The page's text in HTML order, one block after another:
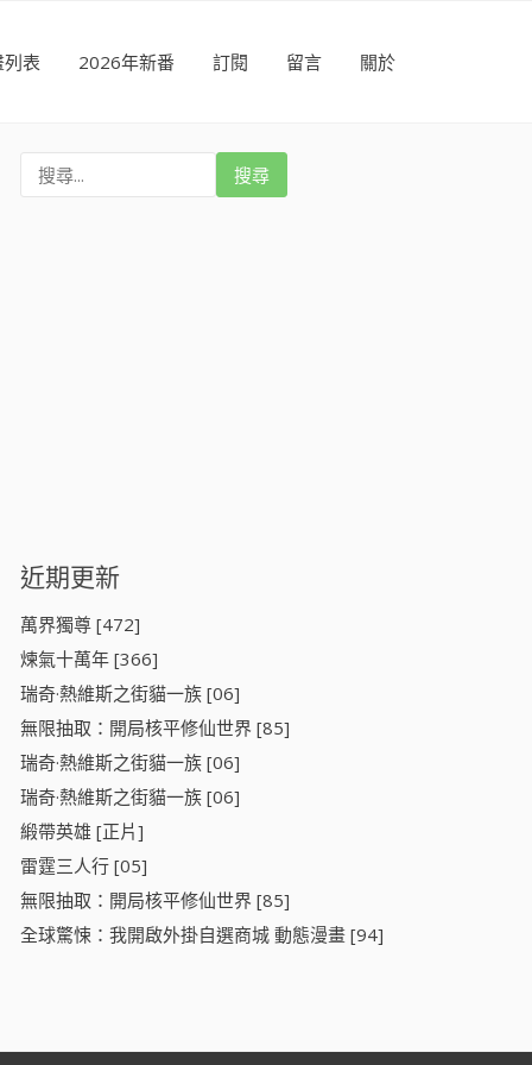
表 2026年新番 訂閱 留言 關於
近期更新
萬界獨尊 [472]
煉氣十萬年 [366]
瑞奇·熱維斯之街貓一族 [06]
無限抽取：開局核平修仙世界 [85]
瑞奇·熱維斯之街貓一族 [06]
瑞奇·熱維斯之街貓一族 [06]
緞帶英雄 [正片]
雷霆三人行 [05]
無限抽取：開局核平修仙世界 [85]
全球驚悚：我開啟外掛自選商城 動態漫畫 [94]